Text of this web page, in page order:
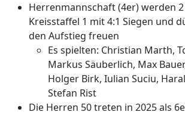
Herrenmannschaft (4er) werden
Kreisstaffel 1 mit 4:1 Siegen und
den Aufstieg freuen
Es spielten: Christian Marth,
Markus Säuberlich, Max
Holger Birk, Iulian Suciu,
Stefan Rist
Die Herren 50 treten in 2025 als